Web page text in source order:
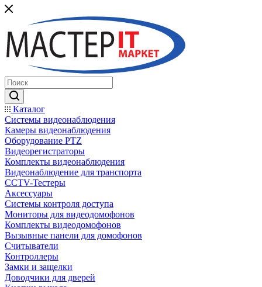
Каталог
Системы видеонаблюдения
Камеры видеонаблюдения
Оборудование PTZ
Видеорегистраторы
Комплекты видеонаблюдения
Видеонаблюдение для транспорта
CCTV-Тестеры
Аксессуары
Системы контроля доступа
Мониторы для видеодомофонов
Комплекты видеодомофонов
Вызывные панели для домофонов
Считыватели
Контроллеры
Замки и защелки
Доводчики для дверей